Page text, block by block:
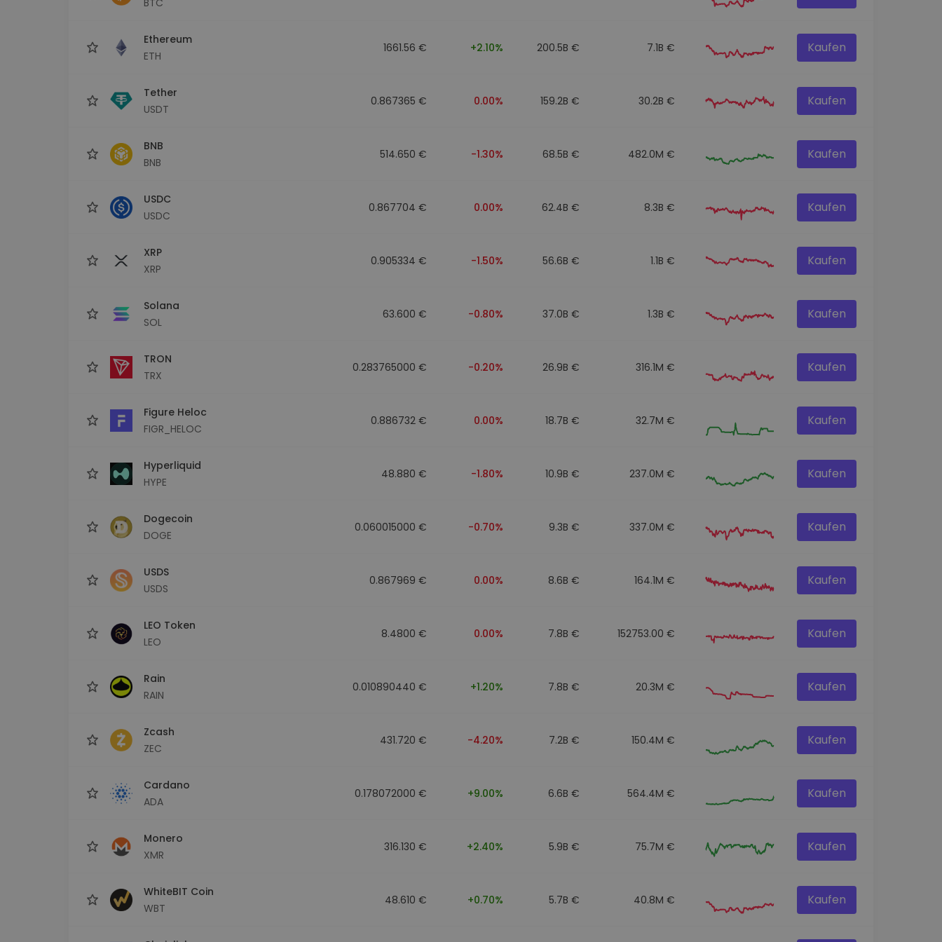
Finde deine Krypto-Strategie
Ethereum
ETH
1661.56 € +2.10% 200.5B € 7.1B € Kaufen
Tether
USDT
0.867365 € 0.00% 159.2B € 30.2B € Kaufen
BNB
BNB
514.650 € -1.30% 68.5B € 482.0M € Kaufen
USDC
USDC
0.867704 € 0.00% 62.4B € 8.3B € Kaufen
XRP
XRP
0.905334 € -1.50% 56.6B € 1.1B € Kaufen
Solana
SOL
63.600 € -0.80% 37.0B € 1.3B € Kaufen
TRON
TRX
0.283765000 € -0.20% 26.9B € 316.1M € Kaufen
Figure Heloc
FIGR_HELOC
0.886732 € 0.00% 18.7B € 32.7M € Kaufen
Hyperliquid
HYPE
48.880 € -1.80% 10.9B € 237.0M € Kaufen
Dogecoin
DOGE
0.060015000 € -0.70% 9.3B € 337.0M € Kaufen
USDS
USDS
0.867969 € 0.00% 8.6B € 164.1M € Kaufen
LEO Token
LEO
8.4800 € 0.00% 7.8B € 152753.00 € Kaufen
Rain
RAIN
0.010890440 € +1.20% 7.8B € 20.3M € Kaufen
Zcash
ZEC
431.720 € -4.20% 7.2B € 150.4M € Kaufen
Cardano
ADA
0.178072000 € +9.00% 6.6B € 564.4M € Kaufen
Monero
XMR
316.130 € +2.40% 5.9B € 75.7M € Kaufen
WhiteBIT Coin
WBT
48.610 € +0.70% 5.7B € 40.8M € Kaufen